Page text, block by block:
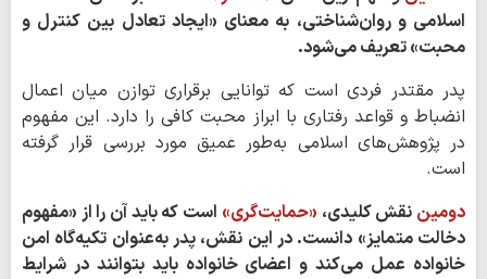
اسلامی و روان‌شناختی، به معنای «ایجاد تعادل بین کنترل و
محبت» تعریف می‌شود.
پدر مقتدر فردی است که توانایی برقراری توازن میان اعمال
انضباط و قواعد رفتاری با ابراز محبت کافی را دارد. این مفهوم
در پژوهش‌های اسلامی به‌طور عمیق مورد بررسی قرار گرفته
است.
دومین نقش کلیدی، «حمایت‌گری» است که باید آن را از «مفهوم
دخالت متمایز» دانست. در این نقش، پدر به‌عنوان تکیه‌گاه امن
خانواده عمل می‌کند و اعضای خانواده باید بتوانند در شرایط